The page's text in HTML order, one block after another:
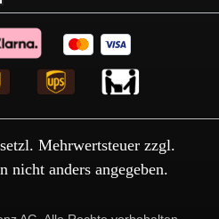
Mehrwertsteuer zzgl.
nicht anders angegeben.